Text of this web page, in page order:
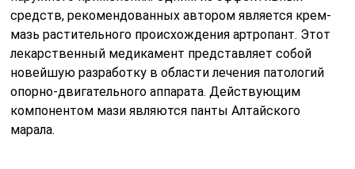
средств, рекомендованных автором является крем-
мазь растительного происхождения артропант. Этот
лекарственный медикамент представляет собой
новейшую разработку в области лечения патологий
опорно-двигательного аппарата. Действующим
компонентом мази являются панты Алтайского
марала.